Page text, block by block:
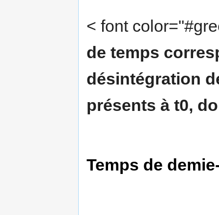
< font
de temps
désintégration
présents à t0,
Temps de